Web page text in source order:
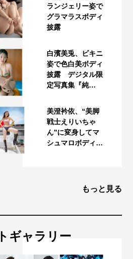
ランジェリー姿で
グラマラスボディ
披露
白濱美兎、ビキニ
姿で色白美ボディ
披露 デジタル限
定写真集『純…
美澄衿依、“美脚
戦士えりいちゃ
ん”に変身してマ
シュマロボディ…
もっと見る
ギャラリー